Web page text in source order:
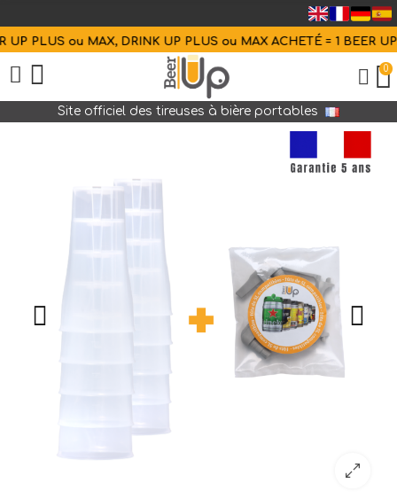
PLUS ou MAX, DRINK UP PLUS ou MAX ACHETÉ = 1 BEER UP
0
Site officiel des tireuses à bière portables